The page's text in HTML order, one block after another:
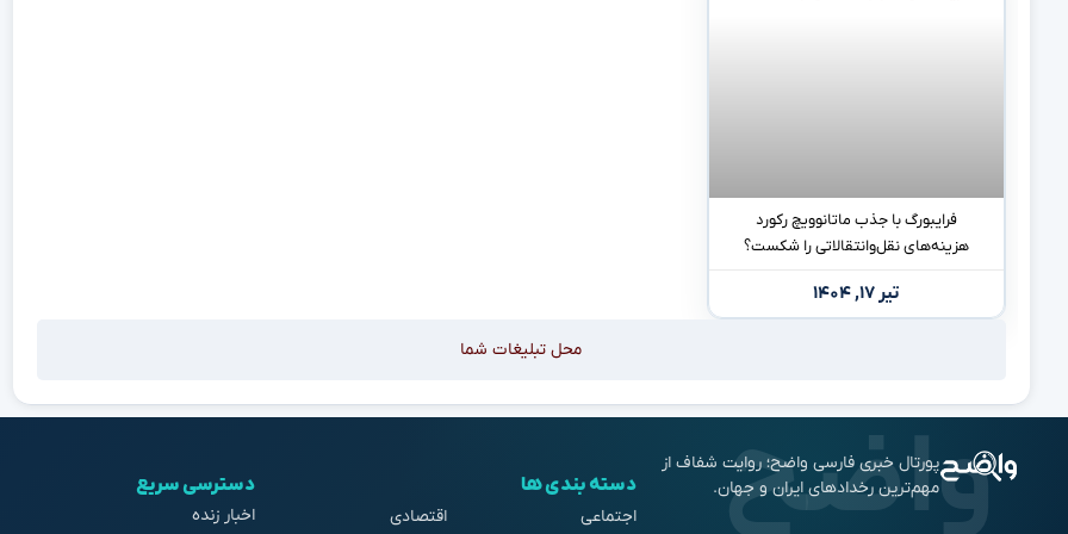
فرایبورگ با جذب ماتانوویچ رکورد
هزینه‌های نقل‌وانتقالاتی را شکست؟
تیر ۱۷, ۱۴۰۴
محل تبلیغات شما
پورتال خبری فارسی واضح؛ روایت شفاف از
مهم‌ترین رخدادهای ایران و جهان.
دسته بندی ها
اجتماعی اقتصادی
دسترسی سریع
اخبار زنده